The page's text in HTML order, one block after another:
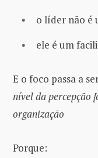
o líder não é
ele é um
E o foco passa a
nível da percepção
organização
Porque: